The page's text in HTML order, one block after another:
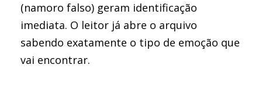
(namoro falso) geram identificação
imediata. O leitor já abre o arquivo
sabendo exatamente o tipo de emoção que
vai encontrar.